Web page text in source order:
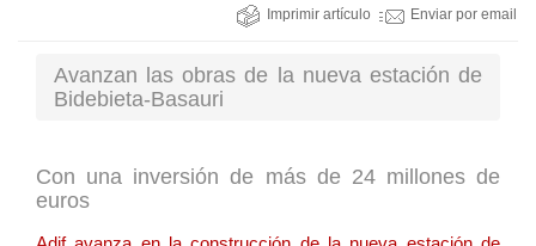
Imprimir artículo Enviar por email
Avanzan las obras de la nueva estación de
Bidebieta-Basauri
Con una inversión de más de 24 millones de
euros